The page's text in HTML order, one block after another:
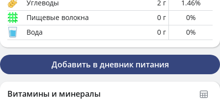
Углеводы
2 г 1.46%
Пищевые волокна
0 г 0%
Вода
0 г 0%
Добавить в дневник питания
Витамины и минералы